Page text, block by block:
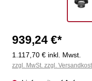
939,24 €*
1.117,70 € inkl. Mwst.
zzgl. MwSt. zzgl.